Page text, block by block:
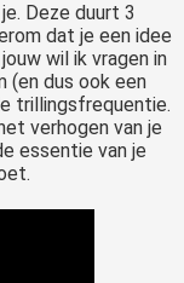
Deze duurt 3
dat je een idee
wil ik vragen in
(en dus ook een
trillingsfrequentie.
verhogen van je
essentie van je